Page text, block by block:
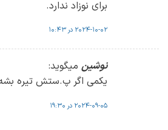
برای نوزاد ندارد.
2024-10-02 در 10:43
نوشین میگوید:
یکمی اگر پ.ستش تیره بشه
2024-09-05 در 19:30